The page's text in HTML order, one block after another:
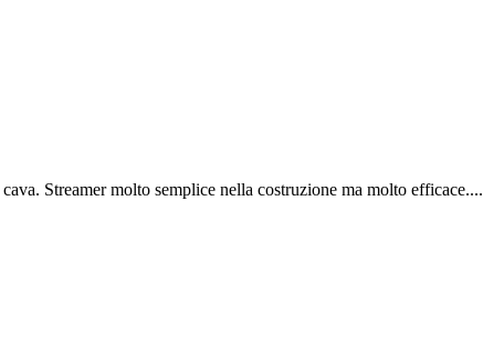
Streamer molto semplice nella costruzione ma molto efficace....